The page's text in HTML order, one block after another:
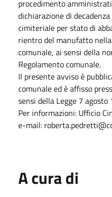
procedimento
dichiarazione di
cimiteriale per stato di
rientro del manufatto
comunale, ai sensi della
Regolamento comunale.
Il presente avviso è
comunale ed è affisso
sensi della Legge 7
Per informazioni: Ufficio
e-mail:
A cura di